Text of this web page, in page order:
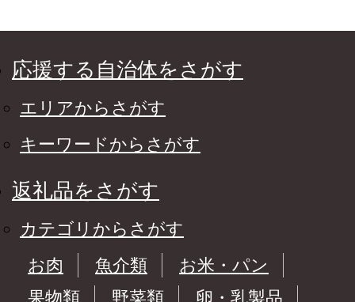
応援する自治体をさがす
エリアからさがす
キーワードからさがす
返礼品をさがす
カテゴリからさがす
お肉
魚介類
お米・パン
果物類
野菜類
卵・乳製品